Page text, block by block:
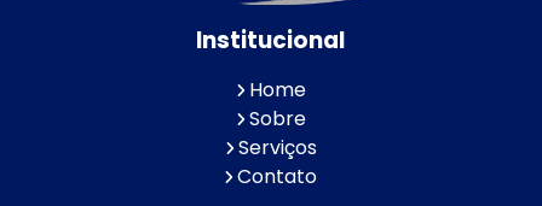
Institucional
Home
Sobre
Serviços
Contato